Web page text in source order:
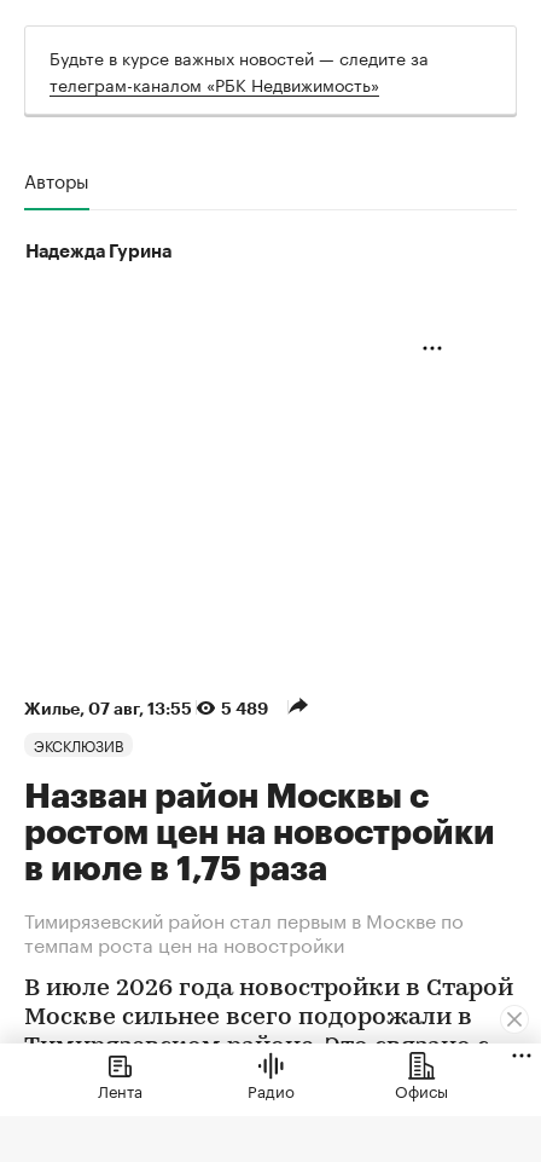
Будьте в курсе важных новостей — следите за
телеграм-каналом «РБК Недвижимость»
Авторы
Надежда Гурина
Жилье⁠, 07 авг, 13:55 5 489
ЭКСКЛЮЗИВ
Назван район Москвы с
ростом цен на новостройки
в июле в 1,75 раза
Тимирязевский район стал первым в Москве по
темпам роста цен на новостройки
В июле 2026 года новостройки в Старой
Москве сильнее всего подорожали в
Тимирязевском районе. Это связано с
появлением в экспозиции нового
проекта бизнес-класса
Лента Радио Офисы